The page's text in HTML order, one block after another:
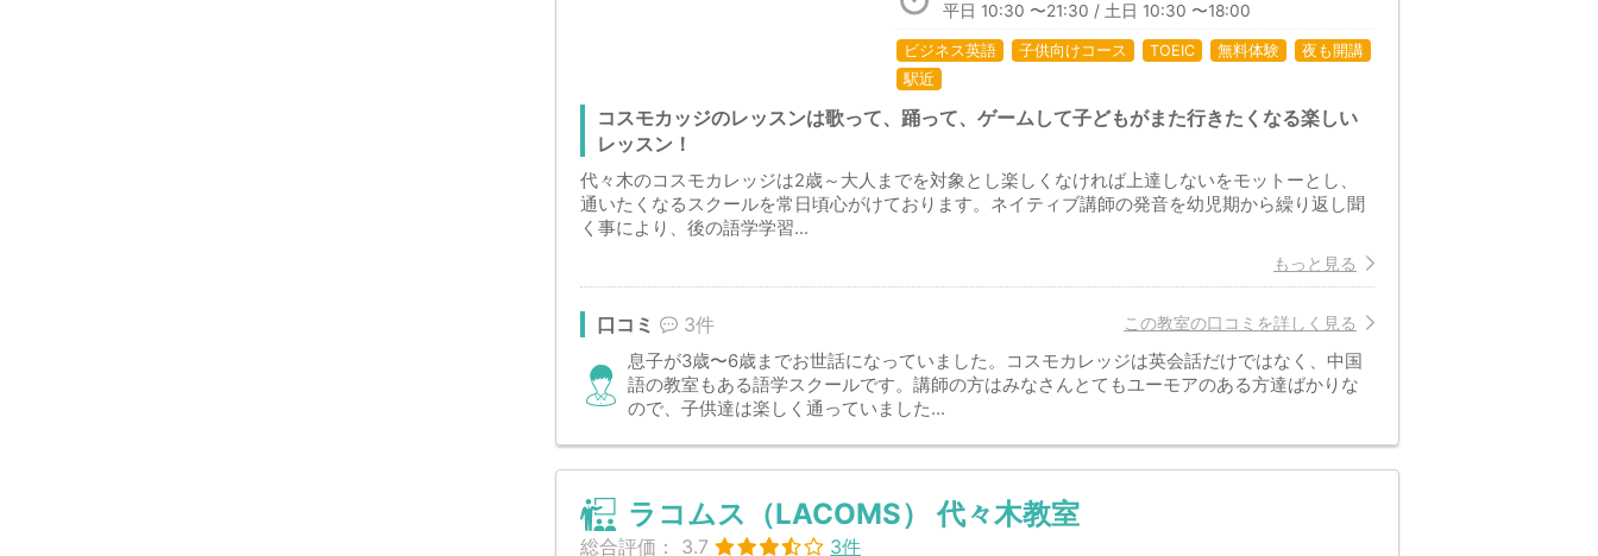
平日 10:30 〜21:30 / 土日 10:30 〜18:00
ビジネス英語 子供向けコース TOEIC 無料体験
夜も開講
駅近
コスモカッジのレッスンは歌って、踊って、ゲームして子どもがまた行きたくなる楽しい
レッスン！
代々木のコスモカレッジは2歳～大人までを対象とし楽しくなければ上達しないをモットーとし、
通いたくなるスクールを常日頃心がけております。ネイティブ講師の発音を幼児期から繰り返し聞
く事により、後の語学学習...
もっと見る
この教室の口コミを詳しく見る
口コミ 3件
息子が3歳〜6歳までお世話になっていました。コスモカレッジは英会話だけではなく、中国
語の教室もある語学スクールです。講師の方はみなさんとてもユーモアのある方達ばかりな
ので、子供達は楽しく通っていました...
ラコムス（LACOMS） 代々木教室
総合評価： 3.7 3件